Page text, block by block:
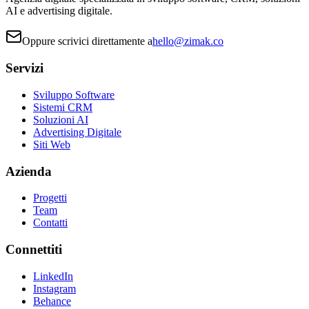
AI e advertising digitale.
Oppure scrivici direttamente ahello@zimak.co
Servizi
Sviluppo Software
Sistemi CRM
Soluzioni AI
Advertising Digitale
Siti Web
Azienda
Progetti
Team
Contatti
Connettiti
LinkedIn
Instagram
Behance